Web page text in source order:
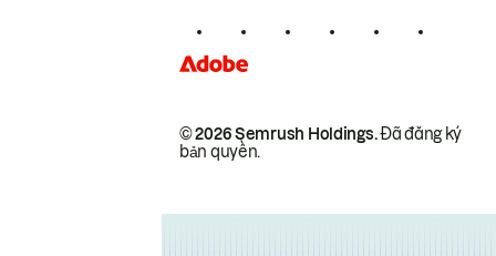
© 2026 Semrush Holdings.Đã đăng ký
bản quyền.